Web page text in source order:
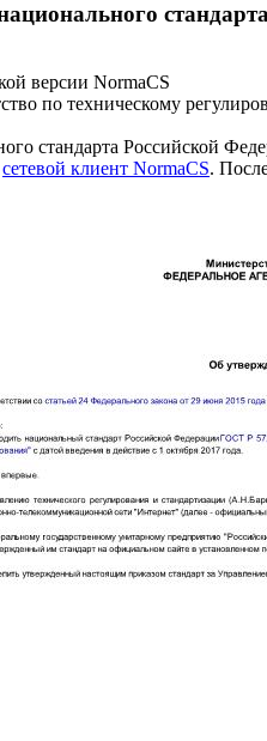
версии NormaCS
по техническому
стандарта Российской
сетевой клиент NormaCS.